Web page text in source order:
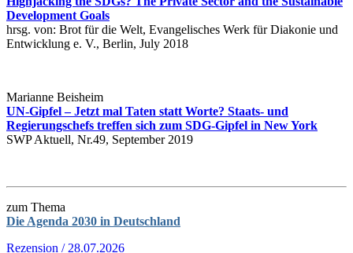
Development Goals
hrsg. von: Brot für die Welt, Evangelisches Werk für Diakonie und
Entwicklung e. V., Berlin, July 2018
Marianne Beisheim
UN-Gipfel – Jetzt mal Taten statt Worte? Staats- und
Regierungschefs treffen sich zum SDG-Gipfel in New York
SWP Aktuell, Nr.49, September 2019
zum Thema
Die Agenda 2030 in Deutschland
Rezension / 28.07.2026